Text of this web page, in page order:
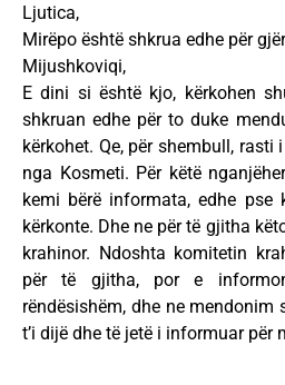
Ljutica,
Mirëpo është shkrua edhe për
Mijushkoviqi,
E dini si është kjo, kërkohen
shkruan edhe për to duke
kërkohet. Qe, për shembull, rasti
nga Kosmeti. Për këtë
kemi bërë informata, edhe pse
kërkonte. Dhe ne për të gjitha
krahinor. Ndoshta komitetin
për të gjitha, por e
rëndësishëm, dhe ne
t’i dijë dhe të jetë i informuar për